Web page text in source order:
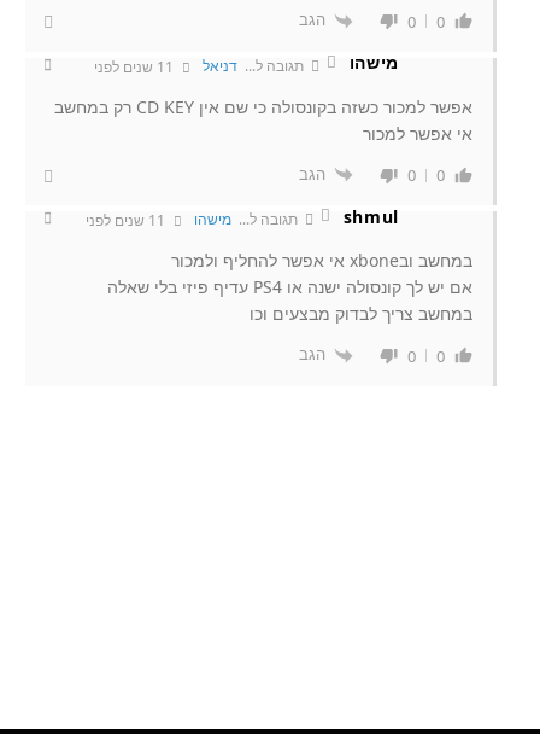
0
0 הגב
מישהו תגובה ל...דניאל
אפשר למכור כשזה בקונסולה כי שם אין CD KEY רק במחשב
אי אפשר למכור
0
0 הגב
shmul תגובה ל...מישהו
במחשב ובxbone אי אפשר להחליף ולמכור
אם יש לך קונסולה ישנה או PS4 עדיף פיזי בלי שאלה
במחשב צריך לבדוק מבצעים וכו
0
0 הגב